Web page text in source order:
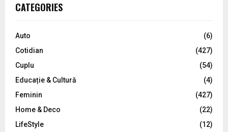
h
o
:
C
CATEGORIES
Auto
(6)
Cotidian
(427)
Cuplu
(54)
Educație & Cultură
(4)
Feminin
(427)
Home & Deco
(22)
LifeStyle
(12)